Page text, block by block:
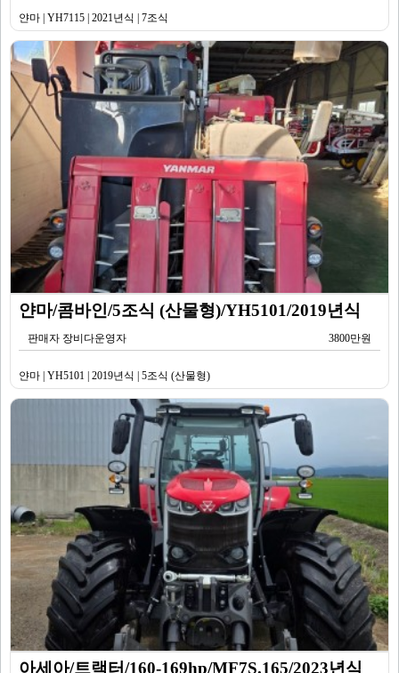
얀마 | YH7115 | 2021년식 | 7조식
얀마/콤바인/5조식 (산물형)/YH5101/2019년식
판매자 장비다운영자 3800만원
얀마 | YH5101 | 2019년식 | 5조식 (산물형)
아세아/트랙터/160-169hp/MF7S.165/2023년식